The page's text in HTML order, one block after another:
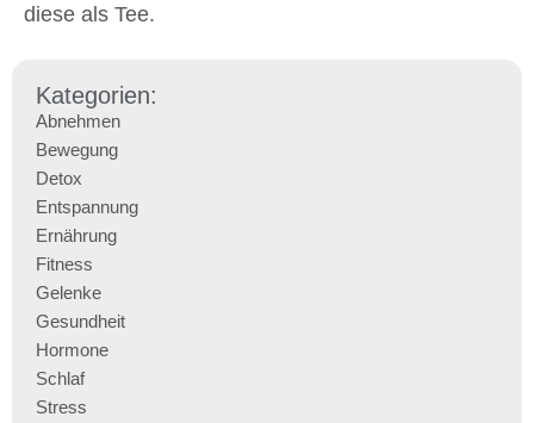
diese als Tee.
Kategorien:
Abnehmen
Bewegung
Detox
Entspannung
Ernährung
Fitness
Gelenke
Gesundheit
Hormone
Schlaf
Stress